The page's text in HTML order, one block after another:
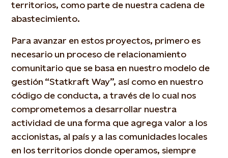
territorios, como parte de nuestra cadena de
abastecimiento.
Para avanzar en estos proyectos, primero es
necesario un proceso de relacionamiento
comunitario que se basa en nuestro modelo de
gestión “Statkraft Way”, así como en nuestro
código de conducta, a través de lo cual nos
comprometemos a desarrollar nuestra
actividad de una forma que agrega valor a los
accionistas, al país y a las comunidades locales
en los territorios donde operamos, siempre